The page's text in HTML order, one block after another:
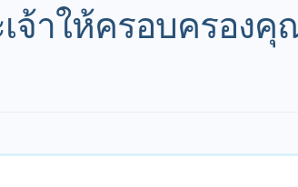
จ้าให้ครอบครอง